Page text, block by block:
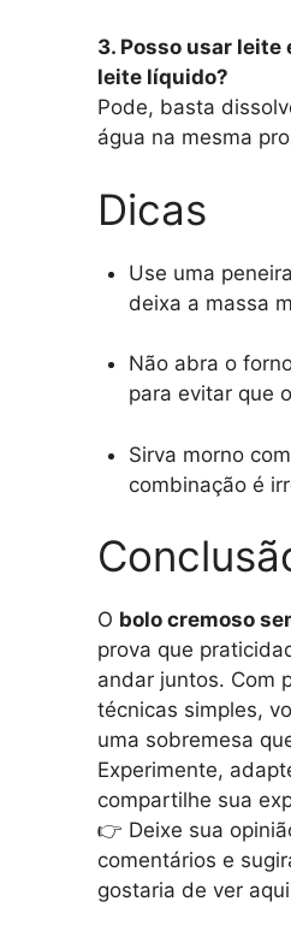
3. Posso usar leite
leite líquido?
Pode, basta
água na mesma
Dicas
Use uma
deixa a massa
Não abra o
para evitar que
Sirva morno
combinação é
O bolo cremoso
prova que
andar juntos. Com
técnicas simples,
uma sobremesa
Experimente,
compartilhe sua
👉 Deixe sua
comentários e
gostaria de ver